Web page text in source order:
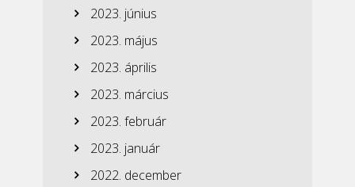
2023. június
2023. május
2023. április
2023. március
2023. február
2023. január
2022. december